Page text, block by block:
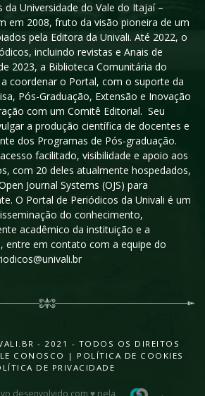
da Universidade do Vale do Itajaí –
em 2008, fruto da visão pioneira de um
pela Editora da Univali. Até 2022, o
incluindo revistas e Anais de
2023, a Biblioteca Comunitária do
coordenar o Portal, com o suporte da
Pós-Graduação, Extensão e Inovação
com um Comitê Editorial. Seu
a produção científica de docentes e
dos Programas de Pós-graduação.
facilitado, visibilidade e apoio aos
com 20 deles atualmente hospedados,
Journal Systems (OJS) para
O Portal de Periódicos da Univali é um
do conhecimento,
acadêmico da instituição e a
entre em contato com a equipe do
- 2021 - TODOS OS DIREITOS
CONOSCO | POLÍTICA DE COOKIES
DE PRIVACIDADE